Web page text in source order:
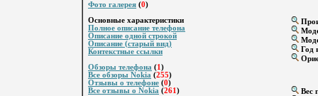
Фото галерея (0)
Основные характеристики
Полное описание телефона
Описание одной строкой
Описание (старый вид)
Контекстные ссылки
Обзоры телефона (1 )
Все обзоры Nokia (255)
Отзывы о телефоне (0)
Все отзывы о Nokia (261 )
Год
Вес